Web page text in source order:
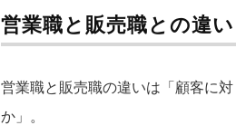
営業職と販売職との違い
営業職と販売職の違いは「顧客に
か」。